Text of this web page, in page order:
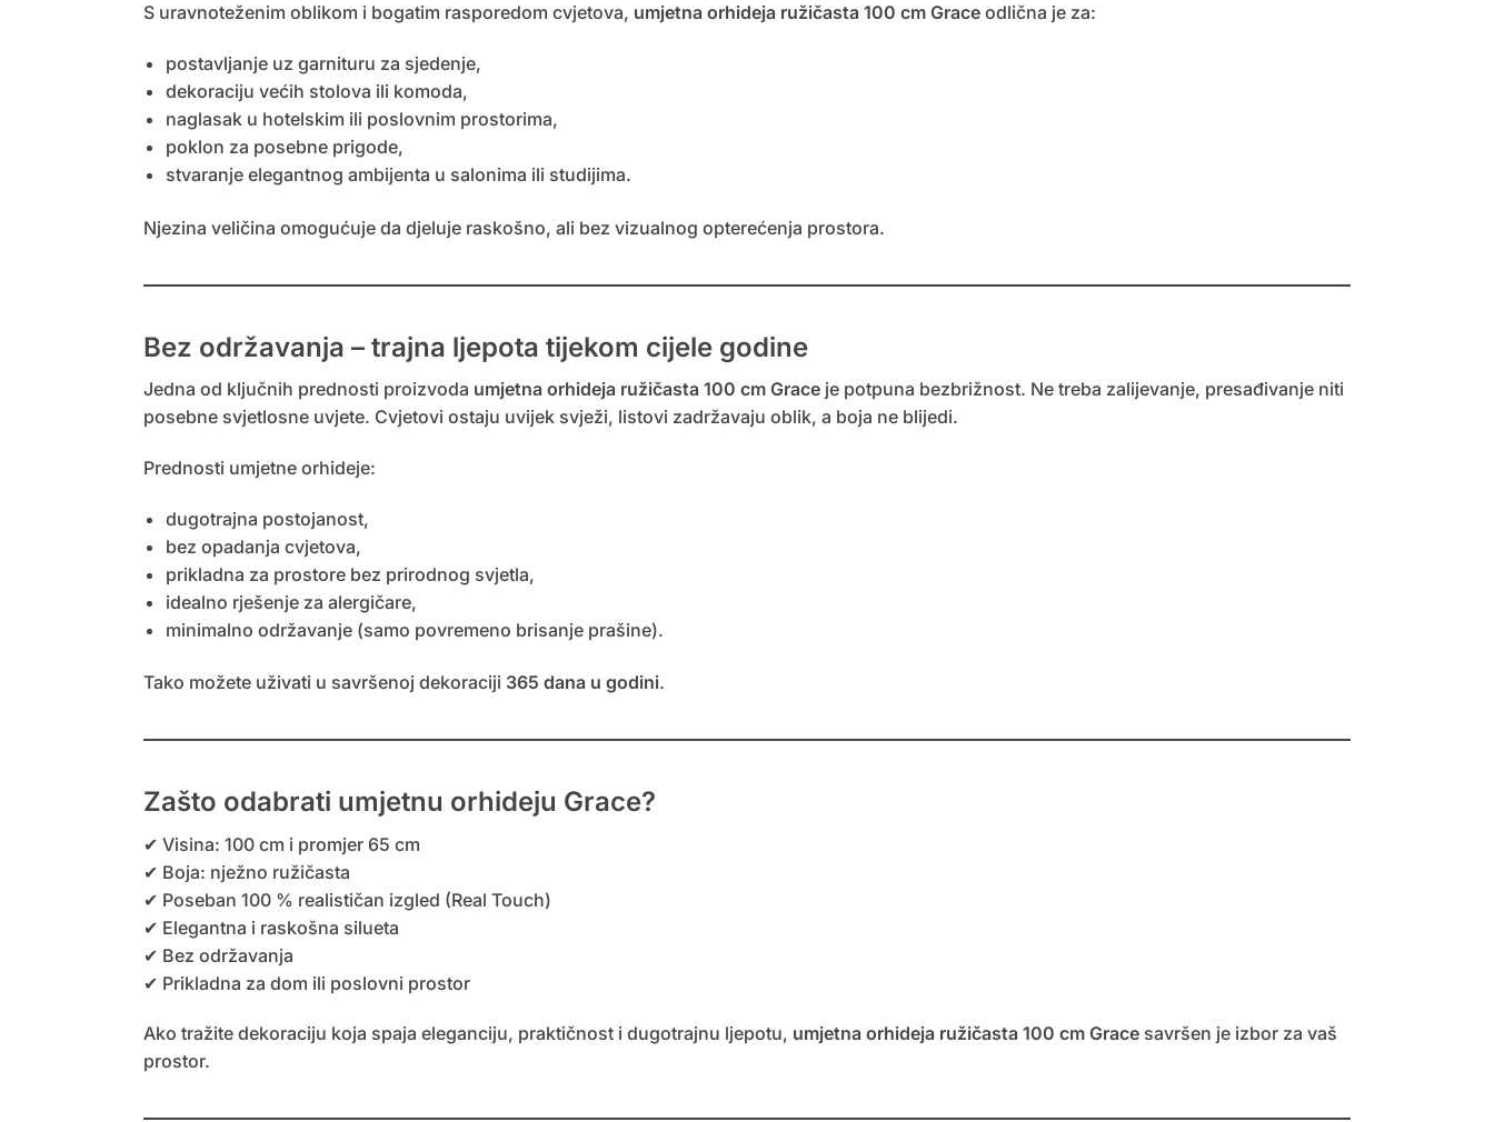
S uravnoteženim oblikom i bogatim rasporedom cvjetova, umjetna orhideja ružičasta 100 cm Graceodlična je za:
postavljanje uz garnituru za sjedenje,
dekoraciju većih stolova ili komoda,
naglasak u hotelskim ili poslovnim prostorima,
poklon za posebne prigode,
stvaranje elegantnog ambijenta u salonima ili studijima.
Njezina veličina omogućuje da djeluje raskošno, ali bez vizualnog opterećenja prostora.
Bez održavanja – trajna ljepota tijekom cijele godine
Jedna od ključnih prednosti proizvoda umjetna orhideja ružičasta 100 cm Graceje potpuna bezbrižnost. Ne treba zalijevanje, presađivanje niti
posebne svjetlosne uvjete. Cvjetovi ostaju uvijek svježi, listovi zadržavaju oblik, a boja ne blijedi.
Prednosti umjetne orhideje:
dugotrajna postojanost,
bez opadanja cvjetova,
prikladna za prostore bez prirodnog svjetla,
idealno rješenje za alergičare,
minimalno održavanje (samo povremeno brisanje prašine).
Tako možete uživati u savršenoj dekoraciji 365 dana u godini.
Zašto odabrati umjetnu orhideju Grace?
✔ Visina: 100 cm i promjer 65 cm
✔ Boja: nježno ružičasta
✔ Poseban 100 % realističan izgled (Real Touch)
✔ Elegantna i raskošna silueta
✔ Bez održavanja
✔ Prikladna za dom ili poslovni prostor
Ako tražite dekoraciju koja spaja eleganciju, praktičnost i dugotrajnu ljepotu, umjetna orhideja ružičasta 100 cm Gracesavršen je izbor za vaš
prostor.